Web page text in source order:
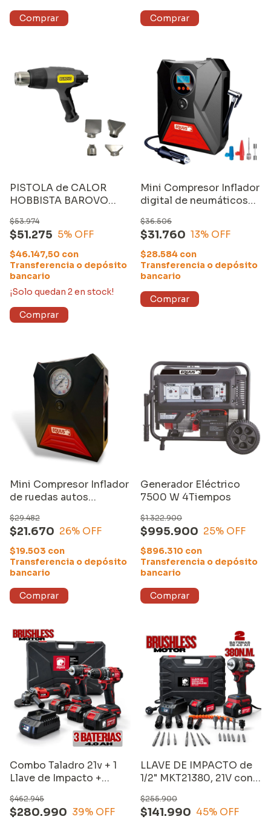
PISTOLA de CALOR
HOBBISTA BAROVO
$51.275
$53.974
5% OFF
$46.147,50 con
Transferencia o depósito
bancario
¡Solo quedan 2 en stock!
Mini Compresor Inflador
digital de neumáticos
led 12v
$31.760
$36.506
13% OFF
$28.584 con
Transferencia o depósito
bancario
Mini Compresor Inflador
de ruedas autos
$21.670
$29.482
26% OFF
$19.503 con
Transferencia o depósito
bancario
Generador Eléctrico
7500 W 4Tiempos
$995.900
$1.322.900
25% OFF
$896.310 con
Transferencia o depósito
bancario
Combo Taladro 21v + 1
Llave de Impacto +
Cargador
$280.990
$462.945
39% OFF
LLAVE DE IMPACTO de
1/2" MKT21380, 21V con
4000mAh y CARGADOR
más ACCESORIOS
$141.990
$255.900
45% OFF